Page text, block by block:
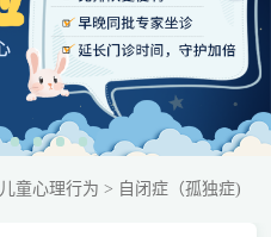
儿童心理行为 > 自闭症（孤独症)